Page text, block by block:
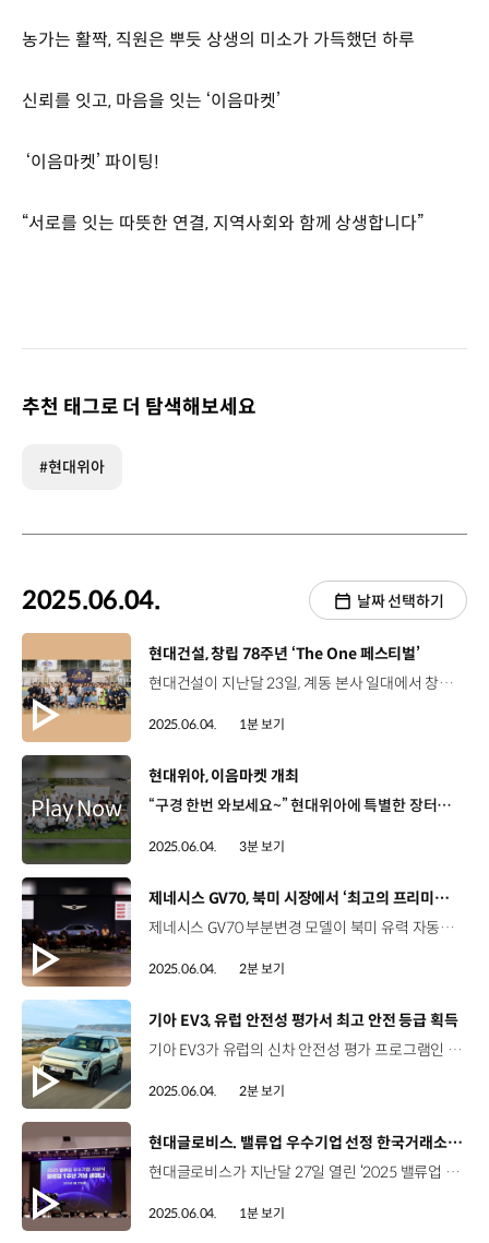
농가는 활짝, 직원은 뿌듯 상생의 미소가 가득했던 하루
신뢰를 잇고, 마음을 잇는 ‘이음마켓’
‘이음마켓’ 파이팅!
“서로를 잇는 따뜻한 연결, 지역사회와 함께 상생합니다”
추천 태그로 더 탐색해보세요
#현대위아
2025.06.04. 날짜 선택하기
[동영상]
현대건설, 창립 78주년 ‘The One 페스티벌’
현대건설이 지난달 23일, 계동 본사 일대에서 창립 78주년을 기념하며 ‘The One 페스티벌’을 열었습니다. 이번 행사는 형식적인 기념식을 벗어나 현대건설 임직원이 직접 참여해 소속감과 자부심을 느낄 수 있는 행사로 진행한 것이 특징인데요. 임직원 스포츠대전, 임직원 자녀 미술대회, 현대건설 배구단이 서포터로 나선 본부대항 배구대전 등 다양한 이벤트를 펼치며 창립 78주년을 미래를 향한 소통과 화합의 날로 만들었습니다. ‘국가대표 건설기업’이라는 자부심을 나누며 100년 기업을 향해 나아갈 것을 다짐하는 시간이었습니다.
2025.06.04. 1분 보기
[동영상]
현대위아, 이음마켓 개최
“구경 한번 와보세요~” 현대위아에 특별한 장터가 떴다! 현대위아 본사 경상남도 창원특례시 5월 21일(수) 지역 농가와 소비자를 이어주는 ‘이음마켓’ 창원 농가 17곳 참여 판로 확대를 위해 현대위아가 개척한 장터 베테랑 농부들이 선보이는 고품질 농산물 감잎차, 감말랭이, 쌀 베이글까지 다양한 먹거리 라인업에 ‘완판’ 예감 김삼수 농부 / 이음마켓 (파프리카 판매)열심히 해서 오늘 가져온 물량은 다 소진을 하고 갈 생각입니다. 완판 파이팅! 임두진 농부 / 이음마켓 (방울토마토 판매) 고맙고 감사하죠. 이음마켓 파이팅 홍보부터 판매까지 직접 챙긴 현대위아 임직원 봉사자 ‘판매요정 모드 ON’ 엄태경 책임매니저 / 현대위아 공작기계생산관리팀임직원들이 같이 또 참여하니까 좋은 측면이 많은 것 같습니다. 또 주변 소상공인들도 같이 상생하는 분위기도 조성되고 참 인상 깊었습니다. 현대위아, 임직원들에게 농산물 쿠폰 지급해 ‘소비 유도’ 박정국 기술기사 / 현대위아 특수생산팀진해에서 산삼 막걸리를 가져와서 맛볼 수 있고, 택배로도 보내주니까 좋고요. 또 저렴하게 판매해 주셔서 고맙습니다. 농산물 활용 아이들과 함께하는 체험 프로그램 진행 사내 어린이집 어린이들이 직접 만든 공예품 바자회 따뜻함 100% 충전 바자회 수익금은 전액 기부 김은지 / 함형민 책임매니저 가족신랑 회사에서 하는 플리마켓이다 보니까 뭔가 좀 색다르고 아이와 함께하다 보니까 더욱 뜻깊은 것 같습니다 농가는 활짝, 직원은 뿌듯 상생의 미소가 가득했던 하루 신뢰를 잇고, 마음을 잇는 ‘이음마켓’ ‘이음마켓’ 파이팅! “서로를 잇는 따뜻한 연결, 지역사회와 함께 상생합니다”
2025.06.04. 3분 보기
[동영상]
제네시스 GV70, 북미 시장에서 ‘최고의 프리미엄 SUV’로 찬사
제네시스 GV70 부분변경 모델이 북미 유력 자동차 매체들로부터 ‘최고의 프리미엄 SUV’라는 뜨거운 반응을 얻었습니다. 제네시스는 최근, 미국 텍사스주 휴스턴에서 GV70에 적용된 핵심 기술 발표와 시승회가 결합된 ‘GV70 미디어 퍼스트 드라이브’를 진행했는데요. 이 행사에는 북미 주요 60여 개 매체가 참석한 가운데 GV70에 대한 북미 시장의 높은 관심을 확인할 수 있었습니다. GV70는 부분변경을 거치며 더욱 우수해진 주행 성능과 정숙성, 완성도 높은 실내 공간 등을 갖춰 북미 주요 매체로부터 “모든 조건을 만족시키는 최고의 프리미엄 SUV”라는 찬사를 받았는데요, 미국 자동차 전문지 ‘카앤드라이버’는 “GV70는 여전히 럭셔리와 스포츠의 경계를 능숙하게 넘나 든다”며 “승차감이 울퉁불퉁한 노면에서 더욱 개선됐고 이전보다 날카로운 조향이 가능해 코너링도 더 정교해졌다”라고 평가했고 자동차 전문 미디어 ‘잘롭닉(Jalopnik)’은 뛰어난 정숙성의 비결로 능동형 소음 제어를 언급하며 “외부 소음을 완벽하게 차단한다”고 호평했습니다. GV70는 북미 시장 출시 이후 가장 많은 판매량을 기록하고 있는 제네시스의 베스트셀링 모델로 지난해 제네시스 미국 전체 판매량의 35%, 캐나다 전체 판매량 중 57%를 차지하며 북미 시장 판매량을 견인하고 있습니다.
2025.06.04. 2분 보기
[동영상]
기아 EV3, 유럽 안전성 평가서 최고 안전 등급 획득
기아 EV3가 유럽의 신차 안전성 평가 프로그램인 ‘유로 NCAP’에서 최고 등급인 별 다섯(★★★★★)을 획득하며 글로벌 최고 수준의 안전성을 입증했습니다. 유럽의 신차 평가 프로그램인 유로 NCAP 테스트는 매년 안전성 검증 결과를 발표하고 있는데요. EV3는 4개 평가 항목 중에서 성인 탑승자 보호, 어린이 탑승자 보호, 안전 보조 시스템 등에서 높은 점수를 기록했습니다. 특히 EV3는 충돌 상황에서도 승객 공간이 안전하게 유지되며 탑승자를 효과적으로 보호하고, 운전자 상태 모니터링 시스템 등 다양한 안전 사양이 탑재된 점이 좋은 평가를 받으며 최고 등급을 달성했습니다. 이로써 기아는 2022년 EV6, 2023년 EV9에 이어 이번 EV3까지 유로 NCAP 평가를 받은 모든 전용 전기차 모델이 최고 등급에 이름을 올렸습니다.
2025.06.04. 2분 보기
[동영상]
현대글로비스. 밸류업 우수기업 선정 한국거래소 이사장상 수상
현대글로비스가 지난달 27일 열린 ‘2025 밸류업 우수기업 시상식 및 밸류업 1주년 기념 세미나’에서 밸류업 우수기업으로 선정됐습니다. 한국거래소는 현대글로비스가 그간 주주가치 향상을 위해 노력한 점을 인정해 한국거래소 이사장상을 수여했는데요. 현대글로비스는 경영층이 직접 시장과 소통하며 주요 경영활동 정보를 알리고 주주친화적 배당 정책을 강화하며 기업가치 제고를 위해 역량을 집중시켜 왔습니다.
2025.06.04. 1분 보기